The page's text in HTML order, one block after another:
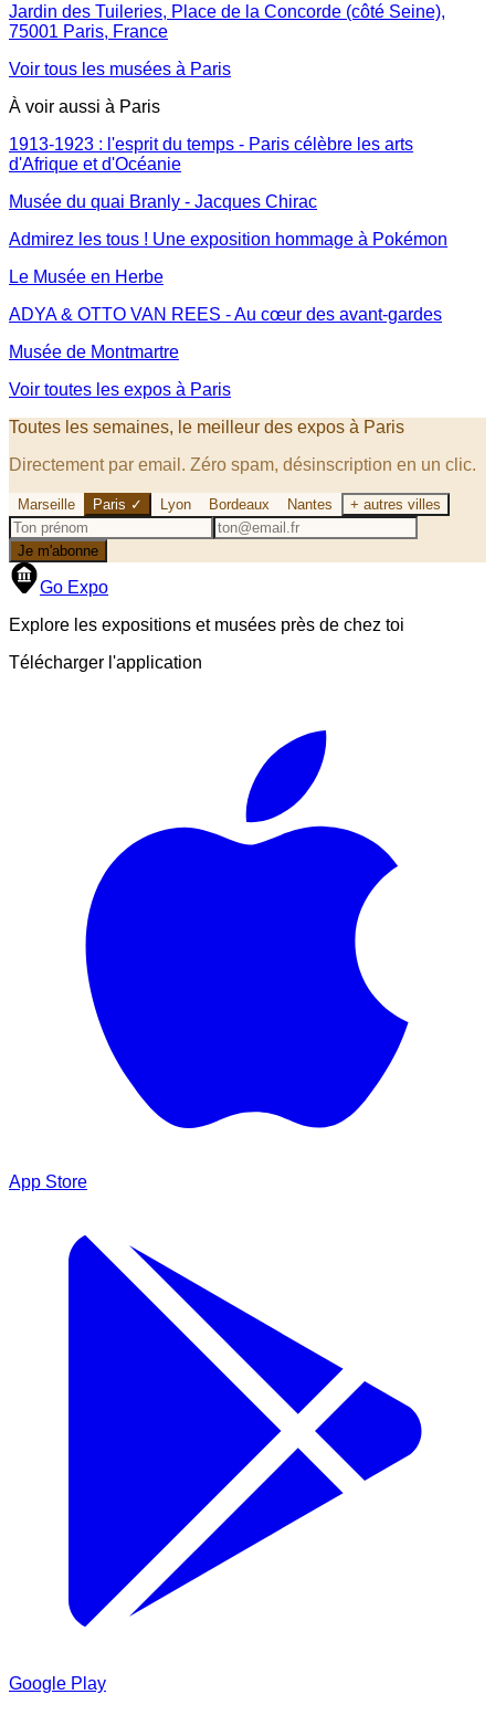
Jardin des Tuileries, Place de la Concorde (côté Seine),
75001 Paris, France
Voir tous les musées à Paris
À voir aussi à Paris
1913-1923 : l'esprit du temps - Paris célèbre les arts
d'Afrique et d'Océanie
Musée du quai Branly - Jacques Chirac
Admirez les tous ! Une exposition hommage à Pokémon
Le Musée en Herbe
ADYA & OTTO VAN REES - Au cœur des avant-gardes
Musée de Montmartre
Voir toutes les expos à Paris
Toutes les semaines, le meilleur des expos à Paris
Directement par email. Zéro spam, désinscription en un clic.
Marseille Paris ✓ Lyon Bordeaux Nantes + autres villes
Je m'abonne
Go Expo
Explore les expositions et musées près de chez toi
Télécharger l'application
App Store
Google Play